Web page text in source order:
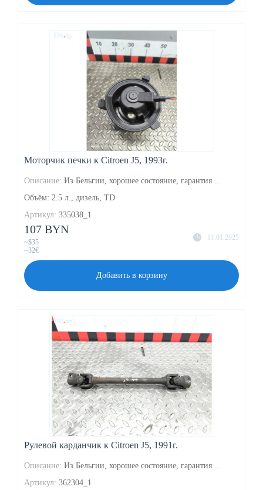
Моторчик печки к Citroen J5, 1993г.
Описание: Из Бельгии, хорошее состояние, гарантия ..
Объём: 2.5 л., дизель, TD
Артикул: 335038_1
11.01.2025
107 BYN
~$35
~32€
Добавить в корзину
Рулевой карданчик к Citroen J5, 1991г.
Описание: Из Бельгии, хорошее состояние, гарантия ..
Артикул: 362304_1